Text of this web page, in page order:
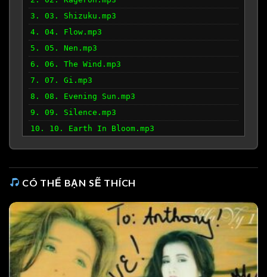
3. 03. Shizuku.mp3
4. 04. Flow.mp3
5. 05. Nen.mp3
6. 06. The Wind.mp3
7. 07. Gi.mp3
8. 08. Evening Sun.mp3
9. 09. Silence.mp3
10. 10. Earth In Bloom.mp3
CÓ THỂ BẠN SẼ THÍCH